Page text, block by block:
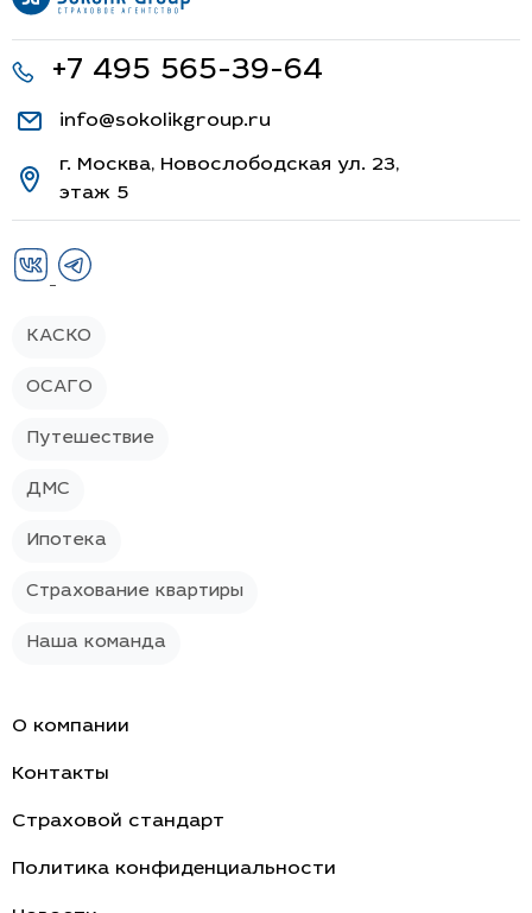
+7 495 565-39-64
info@sokolikgroup.ru
г. Москва, Новослободская ул. 23,
этаж 5
КАСКО
ОСАГО
Путешествие
ДМС
Ипотека
Страхование квартиры
Наша команда
О компании
Контакты
Страховой стандарт
Политика конфиденциальности